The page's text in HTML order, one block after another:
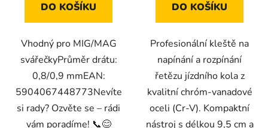
DO KOŠÍKU
Vhodný pro MIG/MAG
svářečkyPrůměr drátu:
0,8/0,9 mmEAN:
5904067448773Nevíte
si rady? Ozvěte se – rádi
vám poradíme! 📞😊
DO KOŠÍKU
Profesionální kleště na
napínání a rozpínání
řetězu jízdního kola z
kvalitní chróm-vanadové
oceli (Cr-V). Kompaktní
nástroj s délkou 9,5 cm a